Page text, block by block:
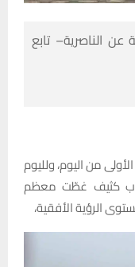
الناصرية– تابع
من اليوم، ولليوم
كثيف غطّت معظم
الرؤية الأفقية،